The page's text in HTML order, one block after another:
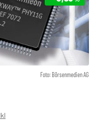
Foto: Börsenmedien AG